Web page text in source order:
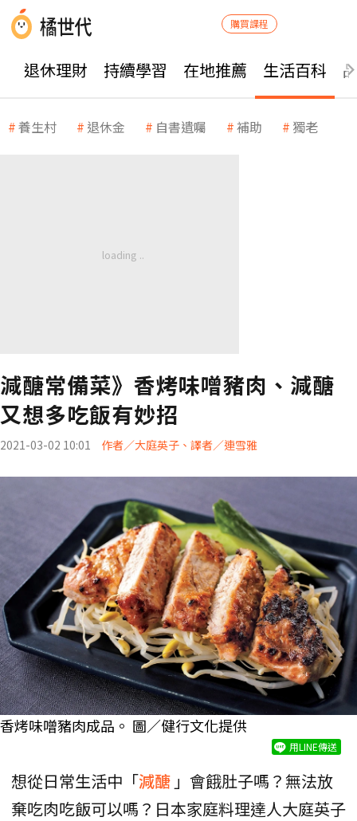
購買課程
退休理財 持續學習 在地推薦 生活百科
養生村 退休金 自書遺囑 補助 獨老
減醣常備菜》香烤味噌豬肉、減醣
又想多吃飯有妙招
2021-03-02 10:01 作者／大庭英子、譯者／連雪雅
香烤味噌豬肉成品。 圖／健行文化提供
用LINE傳送
想從日常生活中「減醣 」會餓肚子嗎？無法放
棄吃肉吃飯可以嗎？日本家庭料理達人大庭英子